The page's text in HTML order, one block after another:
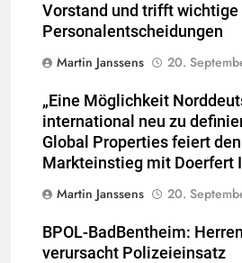
Vorstand und trifft wichtige
Personalentscheidungen
Martin Janssens
20.
„Eine Möglichkeit
international neu zu
Global Properties feiert
Markteinstieg mit Doerfert
Martin Janssens
20.
BPOL-BadBentheim:
verursacht Polizeieinsatz